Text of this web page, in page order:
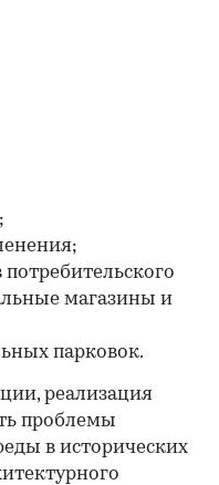
магазины и
парковок.
реализация
проблемы
в исторических